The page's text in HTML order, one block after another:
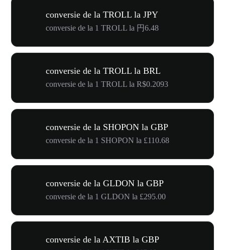
conversie de la TROLL la JPY
conversie de la 1 TROLL la 円6.48
conversie de la TROLL la BRL
conversie de la 1 TROLL la R$0.2093
conversie de la SHOPON la GBP
conversie de la 1 SHOPON la £110.68
conversie de la GLDON la GBP
conversie de la 1 GLDON la £295.00
conversie de la AXTIB la GBP